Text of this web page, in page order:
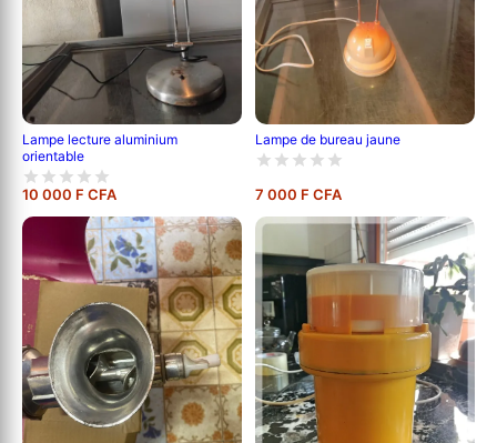
Lampe lecture aluminium
orientable
10 000 F CFA
Lampe de bureau jaune
7 000 F CFA